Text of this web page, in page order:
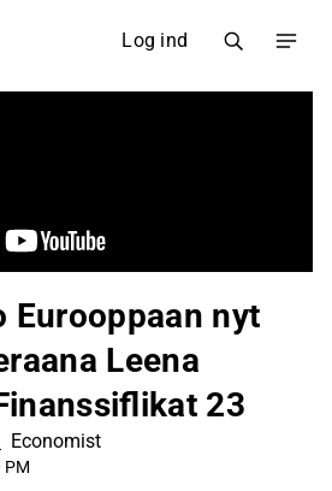
Log ind
Eurooppaan nyt
Leena
23
Economist